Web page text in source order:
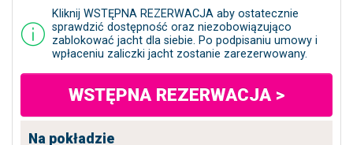
Kliknij WSTĘPNA REZERWACJA aby ostatecznie
sprawdzić dostępność oraz niezobowiązująco
zablokować jacht dla siebie. Po podpisaniu umowy i
wpłaceniu zaliczki jacht zostanie zarezerwowany.
WSTĘPNA REZERWACJA >
Na pokładzie